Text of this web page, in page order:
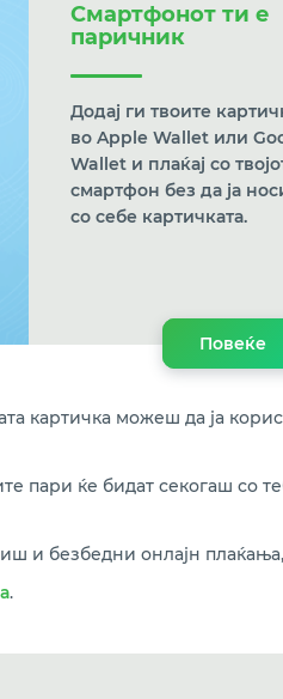
Смартфонот ти е
паричник
Додај ги твоите
во Apple Wallet или
Wallet и плаќај со
смартфон без да ја
со себе картичката.
Повеќе
картичка можеш да ја
пари ќе бидат секогаш со
и безбедни онлајн
.